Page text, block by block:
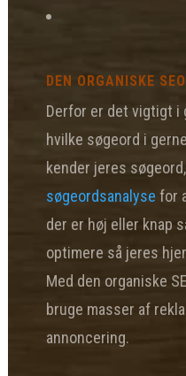
DEN ORGANISKE SEO
Derfor er det vigtigt i
hvilke søgeord i
kender jeres
søgeordsanalyse for
der er høj eller knap
optimere så jeres
Med den organiske
bruge masser af
annoncering.